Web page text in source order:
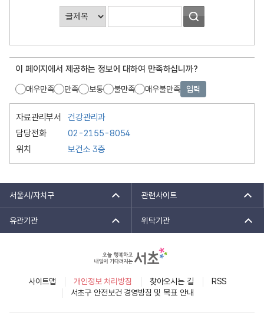
판
목
록
시
판
검
색
이 페이지에서 제공하는 정보에 대하여 만족하십니까?
매우만족 만족 보통 불만족 매우불만족 입력
자료관리부서
건강관리과
담당전화
02-2155-8054
위치
보건소 3층
서울시/자치구 관련사이트
유관기관 위탁기관
사이트맵 개인정보 처리방침 찾아오시는 길
RSS
서초구 안전보건 경영방침 및 목표 안내